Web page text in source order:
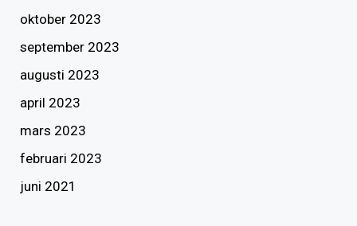
oktober 2023
september 2023
augusti 2023
april 2023
mars 2023
februari 2023
juni 2021